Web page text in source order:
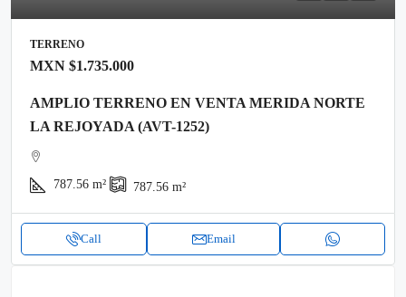
TERRENO
MXN $1.735.000
AMPLIO TERRENO EN VENTA MERIDA NORTE
LA REJOYADA (AVT-1252)
787.56 m² 787.56 m²
Call Email